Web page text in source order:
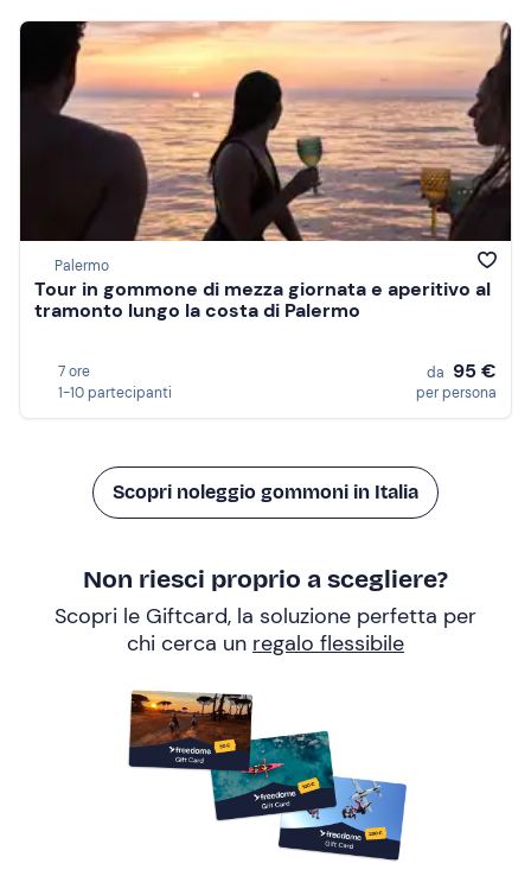
Palermo
Tour in gommone di mezza giornata e aperitivo al
tramonto lungo la costa di Palermo
7 ore
1-10 partecipanti
da 95 €
per persona
Scopri noleggio gommoni in Italia
Non riesci proprio a scegliere?
Scopri le Giftcard, la soluzione perfetta per
chi cerca un regalo flessibile